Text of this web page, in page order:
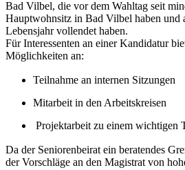
Bad Vilbel, die vor dem Wahltag seit
Hauptwohnsitz in Bad Vilbel haben und
Lebensjahr vollendet haben.
Für Interessenten an einer Kandidatur
Möglichkeiten an:
Teilnahme an internen Sitzungen
Mitarbeit in den Arbeitskreisen
Projektarbeit zu einem wichtigen
Da der Seniorenbeirat ein beratendes
der Vorschläge an den Magistrat von